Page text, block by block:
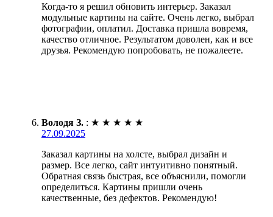
Когда-то я решил обновить интерьер. Заказал
модульные картины на сайте. Очень легко, выбрал
фотографии, оплатил. Доставка пришла вовремя,
качество отличное. Результатом доволен, как и все
друзья. Рекомендую попробовать, не пожалеете.
Володя З. : ★ ★ ★ ★ ★
27.09.2025
Заказал картины на холсте, выбрал дизайн и
размер. Все легко, сайт интуитивно понятный.
Обратная связь быстрая, все объяснили, помогли
определиться. Картины пришли очень
качественные, без дефектов. Рекомендую!